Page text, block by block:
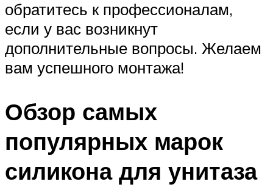
обратитесь к профессионалам,
если у вас возникнут
дополнительные вопросы. Желаем
вам успешного монтажа!
Обзор самых
популярных марок
силикона для унитаза